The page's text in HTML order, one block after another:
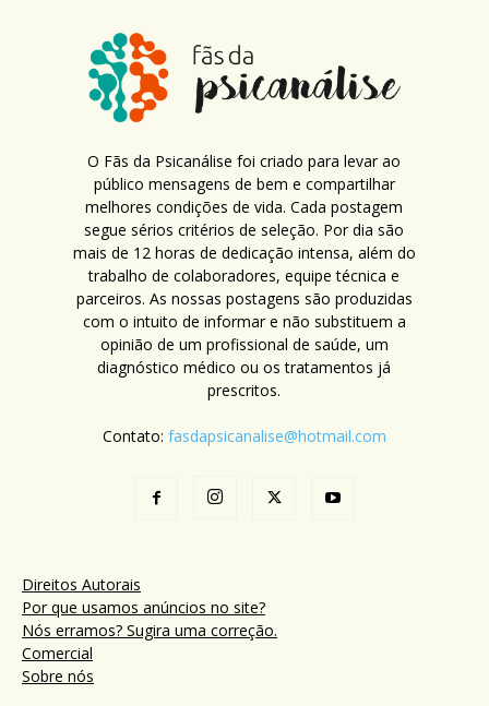
O Fãs da Psicanálise foi criado para levar ao
público mensagens de bem e compartilhar
melhores condições de vida. Cada postagem
segue sérios critérios de seleção. Por dia são
mais de 12 horas de dedicação intensa, além do
trabalho de colaboradores, equipe técnica e
parceiros. As nossas postagens são produzidas
com o intuito de informar e não substituem a
opinião de um profissional de saúde, um
diagnóstico médico ou os tratamentos já
prescritos.
Contato: fasdapsicanalise@hotmail.com
Direitos Autorais
Por que usamos anúncios no site?
Nós erramos? Sugira uma correção.
Comercial
Sobre nós